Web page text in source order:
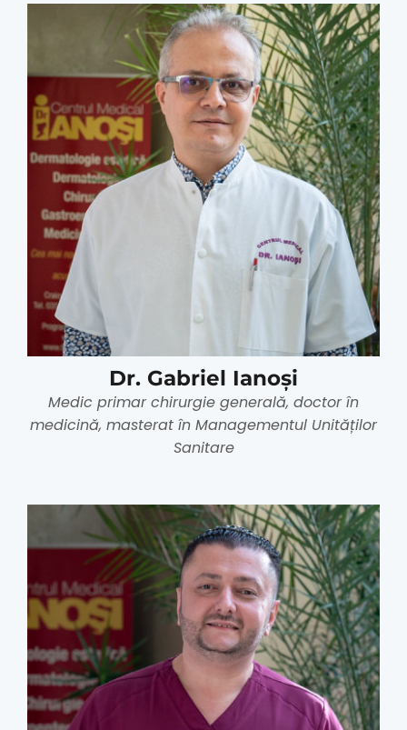
Dr. Gabriel Ianoși
Medic primar chirurgie generală, doctor în
medicină, masterat în Managementul Unităților
Sanitare